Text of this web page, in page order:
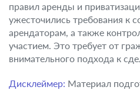
правил аренды и
ужесточились требования к
арендаторам, а также
участием. Это требует от
внимательного подхода к
Дисклеймер: Материал